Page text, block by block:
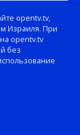
opentv.tv,
Израиля. При
opentv.tv
без